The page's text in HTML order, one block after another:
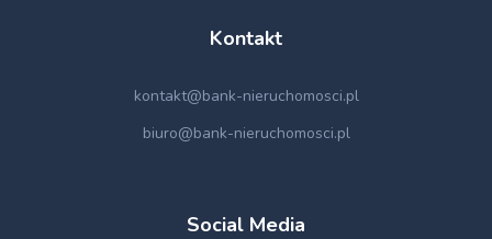
Kontakt
kontakt@bank-nieruchomosci.pl
biuro@bank-nieruchomosci.pl
Social Media